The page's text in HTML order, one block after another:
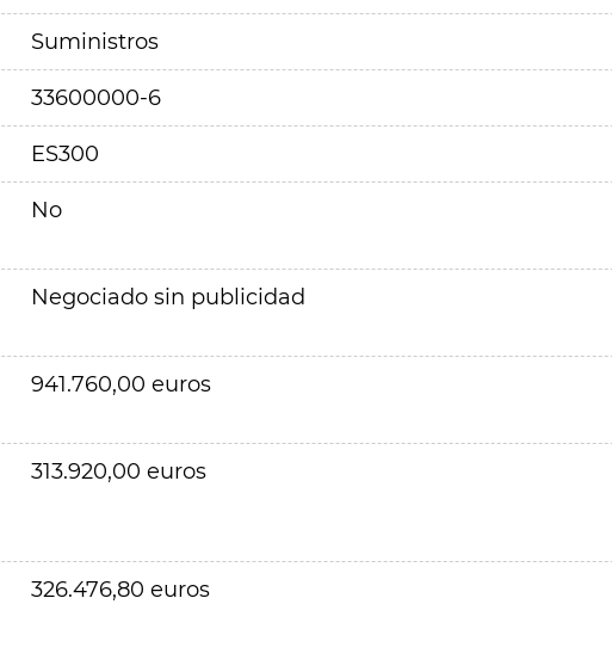
Suministros
33600000-6
ES300
No
Negociado sin publicidad
941.760,00 euros
313.920,00 euros
326.476,80 euros